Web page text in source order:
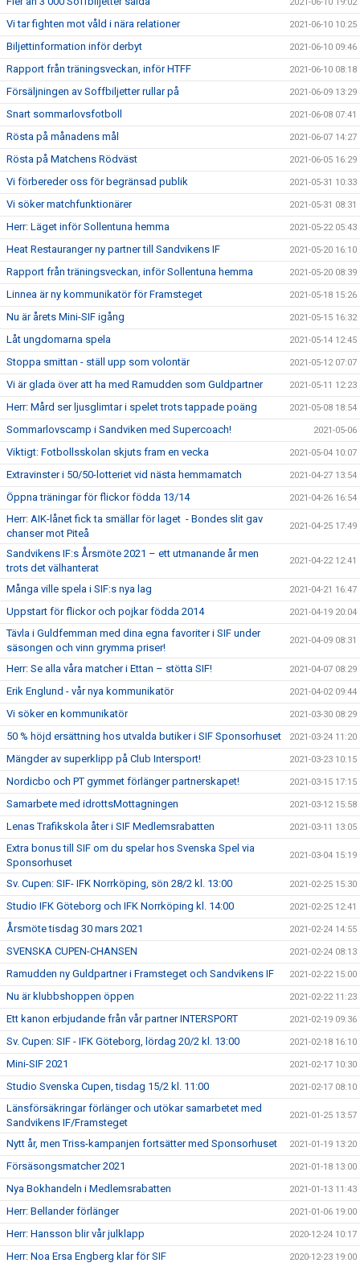
Vi tar fighten mot våld i nära relationer 2021-06-10 10:25
Biljettinformation inför derbyt 2021-06-10 09:46
Rapport från träningsveckan, inför HTFF 2021-06-10 08:18
Försäljningen av Soffbiljetter rullar på 2021-06-09 13:29
Snart sommarlovsfotboll 2021-06-08 07:41
Rösta på månadens mål 2021-06-07 14:27
Rösta på Matchens Rödväst 2021-06-05 16:29
Vi förbereder oss för begränsad publik 2021-05-31 10:33
Vi söker matchfunktionärer 2021-05-31 08:31
Herr: Läget inför Sollentuna hemma 2021-05-22 05:43
Heat Restauranger ny partner till Sandvikens IF 2021-05-20 16:10
Rapport från träningsveckan, inför Sollentuna hemma 2021-05-20 08:39
Linnea är ny kommunikatör för Framsteget 2021-05-18 15:26
Nu är årets Mini-SIF igång 2021-05-15 16:32
Låt ungdomarna spela 2021-05-14 12:45
Stoppa smittan - ställ upp som volontär 2021-05-12 07:07
Vi är glada över att ha med Ramudden som Guldpartner 2021-05-11 12:23
Herr: Mård ser ljusglimtar i spelet trots tappade poäng 2021-05-08 18:54
Sommarlovscamp i Sandviken med Supercoach! 2021-05-06
Viktigt: Fotbollsskolan skjuts fram en vecka 2021-05-04 10:07
Extravinster i 50/50-lotteriet vid nästa hemmamatch 2021-04-27 13:54
Öppna träningar för flickor födda 13/14 2021-04-26 16:54
Herr: AIK-lånet fick ta smällar för laget - Bondes slit gav
chanser mot Piteå
2021-04-25 17:49
Sandvikens IF:s Årsmöte 2021 – ett utmanande år men
trots det välhanterat
2021-04-22 12:41
Många ville spela i SIF:s nya lag 2021-04-21 16:47
Uppstart för flickor och pojkar födda 2014 2021-04-19 20:04
Tävla i Guldfemman med dina egna favoriter i SIF under
säsongen och vinn grymma priser!
2021-04-09 08:31
Herr: Se alla våra matcher i Ettan – stötta SIF! 2021-04-07 08:29
Erik Englund - vår nya kommunikatör 2021-04-02 09:44
Vi söker en kommunikatör 2021-03-30 08:29
50 % höjd ersättning hos utvalda butiker i SIF Sponsorhuset 2021-03-24 11:20
Mängder av superklipp på Club Intersport! 2021-03-23 10:15
Nordicbo och PT gymmet förlänger partnerskapet! 2021-03-15 17:15
Samarbete med idrottsMottagningen 2021-03-12 15:58
Lenas Trafikskola åter i SIF Medlemsrabatten 2021-03-11 13:05
Extra bonus till SIF om du spelar hos Svenska Spel via
Sponsorhuset
2021-03-04 15:19
Sv. Cupen: SIF- IFK Norrköping, sön 28/2 kl. 13:00 2021-02-25 15:30
Studio IFK Göteborg och IFK Norrköping kl. 14:00 2021-02-25 12:41
Årsmöte tisdag 30 mars 2021 2021-02-24 14:55
SVENSKA CUPEN-CHANSEN 2021-02-24 08:13
Ramudden ny Guldpartner i Framsteget och Sandvikens IF 2021-02-22 15:00
Nu är klubbshoppen öppen 2021-02-22 11:23
Ett kanon erbjudande från vår partner INTERSPORT 2021-02-19 09:36
Sv. Cupen: SIF - IFK Göteborg, lördag 20/2 kl. 13:00 2021-02-18 16:10
Mini-SIF 2021 2021-02-17 10:30
Studio Svenska Cupen, tisdag 15/2 kl. 11:00 2021-02-17 08:10
Länsförsäkringar förlänger och utökar samarbetet med
Sandvikens IF/Framsteget
2021-01-25 13:57
Nytt år, men Triss-kampanjen fortsätter med Sponsorhuset 2021-01-19 13:20
Försäsongsmatcher 2021 2021-01-18 13:00
Nya Bokhandeln i Medlemsrabatten 2021-01-13 11:43
Herr: Bellander förlänger 2021-01-06 19:00
Herr: Hansson blir vår julklapp 2020-12-24 10:17
Herr: Noa Ersa Engberg klar för SIF 2020-12-23 19:00